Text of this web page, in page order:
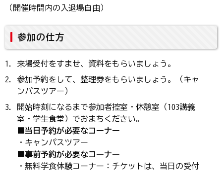
（開催時間内の入退場自由）
参加の仕方
来場受付をすませ、資料をもらいましょう。
参加予約をして、整理券をもらいましょう。（キャ
ンパスツアー）
開始時刻になるまで参加者控室・休憩室（103講義
室・学生食堂）でおまちください。
■当日予約が必要なコーナー
・キャンパスツアー
■事前予約が必要なコーナー
・無料学食体験コーナー：チケットは、当日の受付